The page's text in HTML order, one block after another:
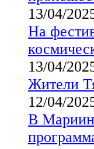
13/04/
На
13/04/
Жители
12/04/
В